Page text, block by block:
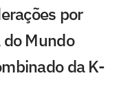
por
Mundo
da K-